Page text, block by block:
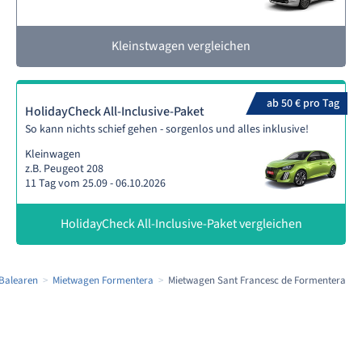
Kleinstwagen vergleichen
ab 50 € pro Tag
HolidayCheck All-Inclusive-Paket
So kann nichts schief gehen - sorgenlos und alles inklusive!
Kleinwagen
z.B. Peugeot 208
11 Tag vom 25.09 - 06.10.2026
HolidayCheck All-Inclusive-Paket vergleichen
Mietwagen Formentera Mietwagen Sant Francesc de Formentera